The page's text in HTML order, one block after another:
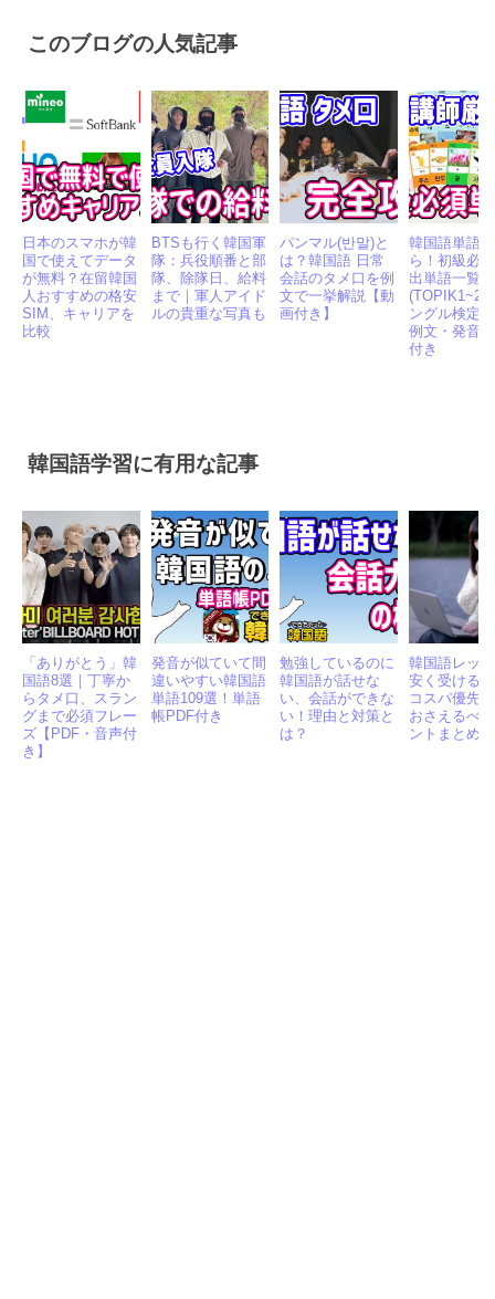
このブログの人気記事
日本のスマホが韓
国で使えてデータ
が無料？在留韓国
人おすすめの格安
SIM、キャリアを
BTSも行く韓国軍
隊：兵役順番と部
隊、除隊日、給料
まで｜軍人アイド
ルの貴重な写真も
パンマル(반말)と
は？韓国語 日常
会話のタメ口を例
文で一挙解説【動
画付き】
韓国語単語
ら！初級必
出単語一覧
(TOPIK1~2
ングル検定6
例文・発音
付き
韓国語学習に有用な記事
「ありがとう」韓
国語8選｜丁寧か
らタメ口、スラン
グまで必須フレー
ズ【PDF・音声付
き】
発音が似ていて間
違いやすい韓国語
単語109選！単語
帳PDF付き
勉強しているのに
韓国語が話せな
い、会話ができな
い！理由と対策と
韓国語レッ
安く受ける
コスパ優先
おさえるべ